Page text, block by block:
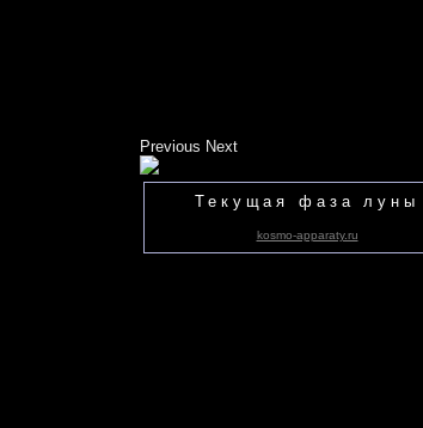
Previous Next
Текущая фаза луны
kosmo-apparaty.ru